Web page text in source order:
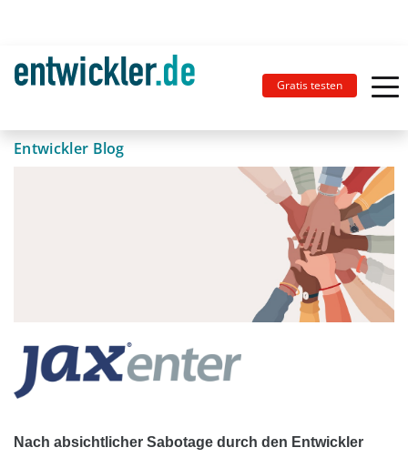
Gratis testen
Entwickler Blog
Nach absichtlicher Sabotage durch den Entwickler